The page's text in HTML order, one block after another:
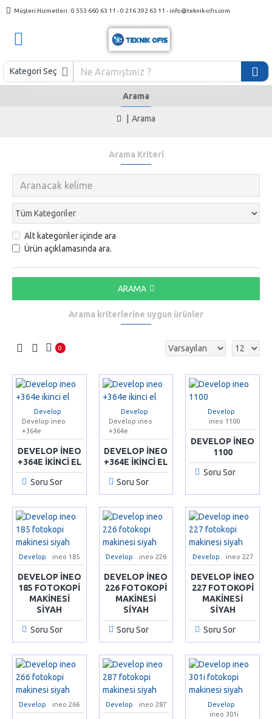
Müşteri Hizmetleri : 0 553 660 63 11 - 0 216 392 63 11 - info@teknik-ofis.com
Kategori Seç
Arama
Arama
Arama Kriteri
Alt kategoriler içinde ara
Ürün açıklamasında ara.
ARAMA
Arama kriterlerine uygun ürünler
0
Develop
Develop ineo
+364e
DEVELOP INEO
+364E IKINCI EL
Soru Sor
Develop
Develop ineo
+364e
DEVELOP INEO
+364E IKINCI EL
Soru Sor
Develop
ineo 1100
DEVELOP INEO
1100
Soru Sor
Develop ineo 185
DEVELOP INEO
185 FOTOKOPI
MAKINESI
SIYAH
Soru Sor
Develop ineo 226
DEVELOP INEO
226 FOTOKOPI
MAKINESI
SIYAH
Soru Sor
Develop ineo 227
DEVELOP INEO
227 FOTOKOPI
MAKINESI
SIYAH
Soru Sor
Develop ineo 266 Develop ineo 287
Develop
ineo 301i